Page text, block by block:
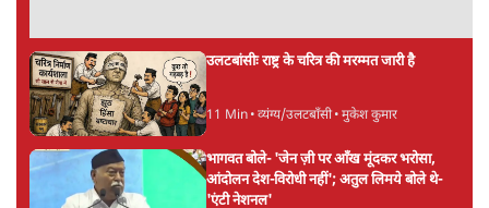
रवीन्द्र त्रिपाठी
रवीन्द्र त्रिपाठीकी और स्टोरी पढ़ें
अगली खबर लोड हो रही है...